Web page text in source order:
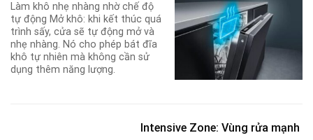
Làm khô nhẹ nhàng nhờ chế độ
tự động Mở khô: khi kết thúc quá
trình sấy, cửa sẽ tự động mở và
nhẹ nhàng. Nó cho phép bát đĩa
khô tự nhiên mà không cần sử
dụng thêm năng lượng.
Intensive Zone: Vùng rửa mạnh